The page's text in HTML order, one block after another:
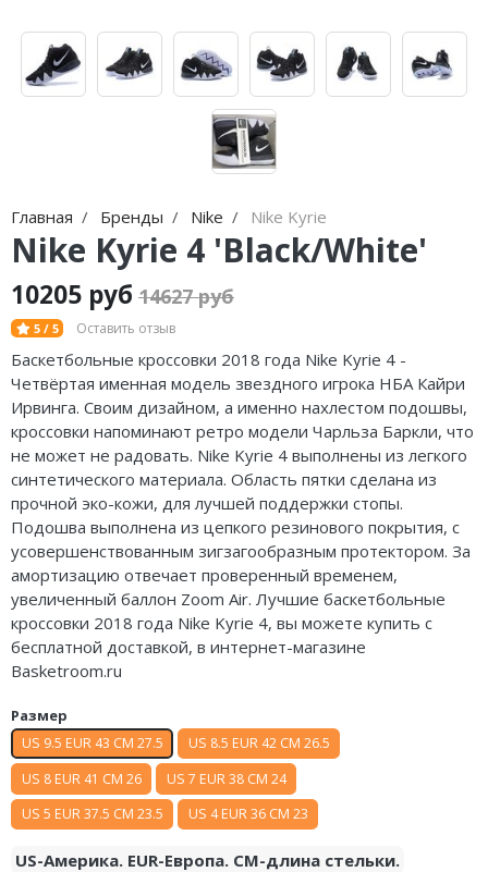
Главная Бренды Nike Nike Kyrie
Nike Kyrie 4 'Black/White'
10205 руб 14627 руб
5 / 5 Оставить отзыв
Баскетбольные кроссовки 2018 года Nike Kyrie 4 -
Четвёртая именная модель звездного игрока НБА Кайри
Ирвинга. Своим дизайном, а именно нахлестом подошвы,
кроссовки напоминают ретро модели Чарльза Баркли, что
не может не радовать. Nike Kyrie 4 выполнены из легкого
синтетического материала. Область пятки сделана из
прочной эко-кожи, для лучшей поддержки стопы.
Подошва выполнена из цепкого резинового покрытия, с
усовершенствованным зигзагообразным протектором. За
амортизацию отвечает проверенный временем,
увеличенный баллон Zoom Air. Лучшие баскетбольные
кроссовки 2018 года Nike Kyrie 4, вы можете купить с
бесплатной доставкой, в интернет-магазине
Basketroom.ru
Размер
US 9.5 EUR 43 CM 27.5
US 8.5 EUR 42 CM 26.5
US 8 EUR 41 CM 26
US 7 EUR 38 CM 24
US 5 EUR 37.5 CM 23.5
US 4 EUR 36 CM 23
US-Америка. EUR-Европа. CM-длина стельки.
Jordan Tatum
Air Jordan 312
Air Jordan 38
Air Jordan 37
Air Jordan 36
Air Jordan 1
Air Jordan 3
Air Jordan 4
Air Jordan 5
Air Jordan 6
Air Jordan 7
Air Jordan 10
Air Jordan 12
Air Jordan 13
Air Jordan 14
adidas Samba
adidas Gazelle
adidas adiFOM
adidas Adizero
adidas Harden
adidas Dame
adidas AE
Adidas Yeezy Boost 350 V2